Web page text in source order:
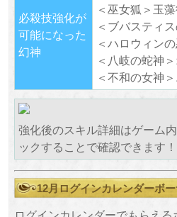
必殺技強化が
可能になった
幻神
＜巫女狐＞玉
＜ブバスティ
＜ハロウィン
＜八岐の蛇神
＜不和の女神
強化後のスキル詳細はゲーム
ックすることで確認できます！
12月ログインカレンダーボ